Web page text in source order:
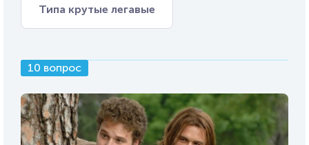
Типа крутые легавые
10 вопрос